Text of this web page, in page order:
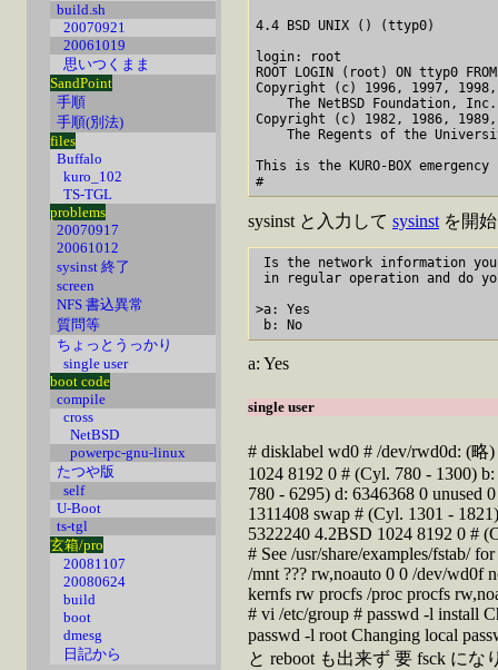
build.sh
20070921
20061019
思いつくまま
SandPoint
手順
手順(別法)
files
Buffalo
kuro_102
TS-TGL
problems
20070917
20061012
sysinst 終了
screen
NFS 書込異常
質問等
ちょっとうっかり
single user
boot code
compile
cross
NetBSD
powerpc-gnu-linux
たつや版
self
U-Boot
ts-tgl
玄箱/pro
20081107
20080624
build
boot
dmesg
日記から
4.4 BSD UNIX () (ttyp0)
login: root
ROOT LOGIN (root) ON ttyp0
Copyright (c) 1996, 1997,
The NetBSD Foundation,
Copyright (c) 1982, 1986, 1989,
The Regents of the
This is the KURO-BOX
sysinst と入力して sysinst を開
Is the network information
in regular operation and
>a: Yes
a: Yes
single user
# disklabel wd0 # /dev/rwd0d: (略)
1024 8192 0 # (Cyl. 780 - 1300)
780 - 6295) d: 6346368 0 unused
1311408 swap # (Cyl. 1301 -
5322240 4.2BSD 1024 8192 0 #
# See /usr/share/examples/fstab/
/mnt ??? rw,noauto 0 0 /dev/wd0f
kernfs rw procfs /proc procfs
# vi /etc/group # passwd -l install
passwd -l root Changing local
と reboot も出来ず 要 fsck にな